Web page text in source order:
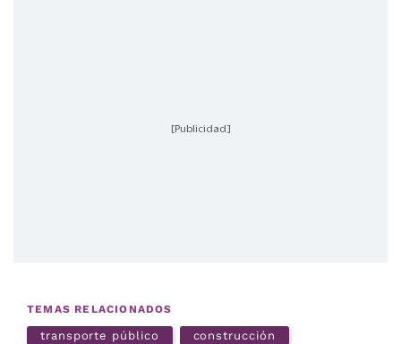
[Publicidad]
TEMAS RELACIONADOS
transporte público construcción